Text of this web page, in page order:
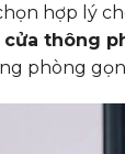
hợp lý
cửa thông
phòng